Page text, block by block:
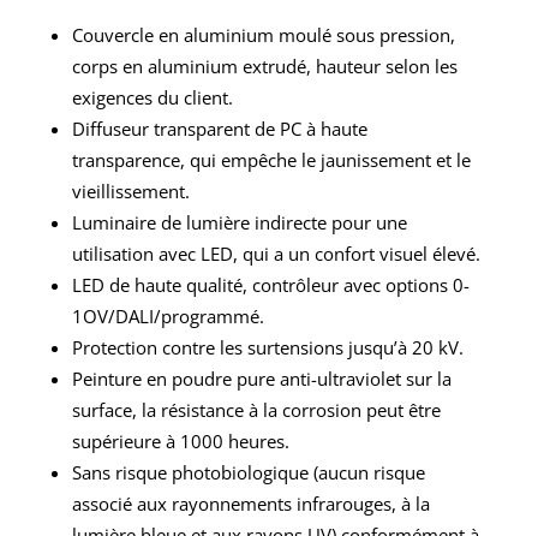
Couvercle en aluminium moulé sous pression,
corps en aluminium extrudé, hauteur selon les
exigences du client.
Diffuseur transparent de PC à haute
transparence, qui empêche le jaunissement et le
vieillissement.
Luminaire de lumière indirecte pour une
utilisation avec LED, qui a un confort visuel élevé.
LED de haute qualité, contrôleur avec options 0-
1OV/DALI/programmé.
Protection contre les surtensions jusqu’à 20 kV.
Peinture en poudre pure anti-ultraviolet sur la
surface, la résistance à la corrosion peut être
supérieure à 1000 heures.
Sans risque photobiologique (aucun risque
associé aux rayonnements infrarouges, à la